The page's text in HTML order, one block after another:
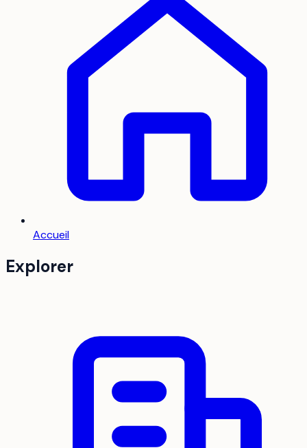
Accueil
Explorer